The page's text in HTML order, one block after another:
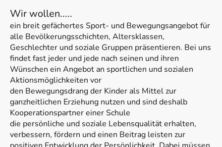
Wir wollen.....
ein breit gefächertes Sport- und Bewegungsangebot für
alle Bevölkerungsschichten, Altersklassen,
Geschlechter und soziale Gruppen präsentieren. Bei uns
findet fast jeder und jede nach seinen und ihren
Wünschen ein Angebot an sportlichen und sozialen
Aktionsmöglichkeiten vor
den Bewegungsdrang der Kinder als Mittel zur
ganzheitlichen Erziehung nutzen und sind deshalb
Kooperationspartner einer Schule
die persönliche und soziale Lebensqualität erhalten,
verbessern, fördern und einen Beitrag leisten zur